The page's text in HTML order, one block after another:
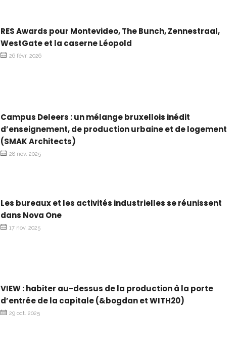
RES Awards pour Montevideo, The Bunch, Zennestraal,
WestGate et la caserne Léopold
26 févr. 2026
Campus Deleers : un mélange bruxellois inédit
d’enseignement, de production urbaine et de logement
(SMAK Architects)
28 nov. 2025
Les bureaux et les activités industrielles se réunissent
dans Nova One
17 nov. 2025
VIEW : habiter au-dessus de la production à la porte
d’entrée de la capitale (&bogdan et WITH20)
29 oct. 2025